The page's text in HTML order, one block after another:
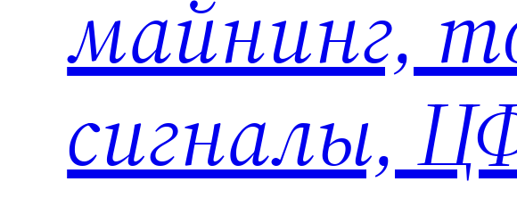
майнинг,
сигналы,